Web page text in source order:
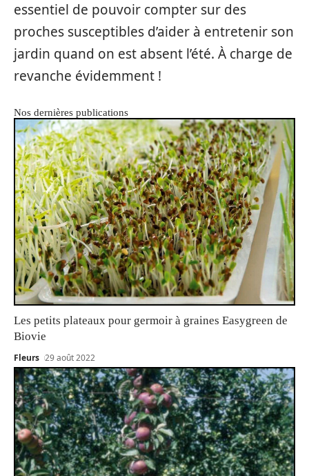
essentiel de pouvoir compter sur des
proches susceptibles d’aider à entretenir son
jardin quand on est absent l’été. À charge de
revanche évidemment !
Nos dernières publications
Les petits plateaux pour germoir à graines Easygreen de
Biovie
Fleurs 29 août 2022